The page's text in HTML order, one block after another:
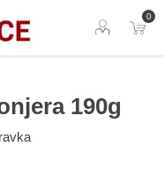
0
190g